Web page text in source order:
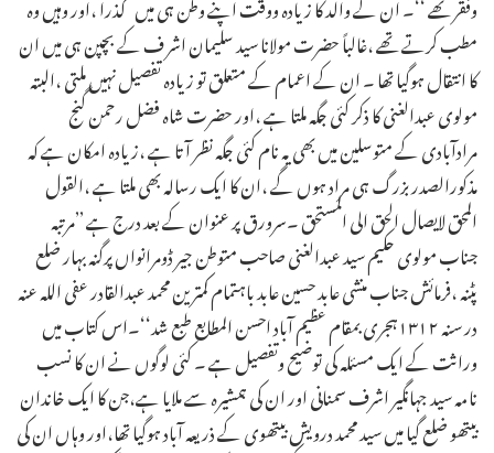
مطب کرتے تھے ،غالباً حضرت مولانا سید سلیمان اشر ف کے بچپن ہی میں ان
کا انتقال ہوگیا تھا ۔ ان کے اعمام کے متعلق تو زیادہ تفصیل نہیں ملتی ،البتہ
مولوی عبدالغنی کا ذکر کئی جگہ ملتا ہے ،اور حضرت شاہ فضل رحمن گنج
مرادآبادی کے متوسلین میں بھی یہ نام کئی جگہ نظر آتا ہے ،زیادہ امکان ہے کہ
مذکورالصدر بزرگ ہی مراد ہوں گے ،ان کا ایک رسالہ بھی ملتا ہے ،القول
المحق لایصال الحق الی المستحق ۔سرورق پر عنوان کے بعد درج ہے ’’مرتبہ
جناب مولوی حکیم سید عبدالغنی صاحب متوطن جیر ڈومرانواں پرگنہ بہار ضلع
پٹنہ ،فرمائش جناب منشی عابد حسین عابد باہتمام کمترین محمد عبدالقادر عفی اللہ عنہ
در سنہ ۱۳۱۲ہجری بمقام عظیم آباد احسن المطابع طبع شد‘‘۔اس کتاب میں
وراثت کے ایک مسئلہ کی توضیح وتفصیل ہے ۔ کئی لوگوں نے ان کا نسب
نامہ سید جہانگیر اشرف سمنانی اور ان کی ہمشیرہ سے ملایا ہے،جن کا ایک خاندان
بیتھو ضلع گیا میں سید محمد درویش بیتھوی کے ذریعہ آباد ہوگیا تھا،اور وہاں ان کی